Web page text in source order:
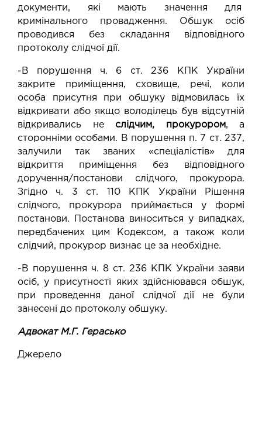
документи, які мають значення для
кримінального провадження. Обшук осіб
проводився без складання відповідного
протоколу слідчої дії.
-В порушення ч. 6 ст. 236 КПК України
закрите приміщення, сховище, речі, коли
особа присутня при обшуку відмовилась їх
відкривати або якщо володілець був відсутній
відкривались не слідчим, прокурором, а
сторонніми особами. В порушення п. 7 ст. 237,
залучили так званих «спеціалістів» для
відкриття приміщення без відповідного
доручення/постанови слідчого, прокурора.
Згідно ч. 3 ст. 110 КПК України Рішення
слідчого, прокурора приймається у формі
постанови. Постанова виноситься у випадках,
передбачених цим Кодексом, а також коли
слідчий, прокурор визнає це за необхідне.
-В порушення ч. 8 ст. 236 КПК України заяви
осіб, у присутності яких здійснювався обшук,
при проведення даної слідчої дії не були
занесені до протоколу обшуку.
Адвокат М.Г. Герасько
Джерело